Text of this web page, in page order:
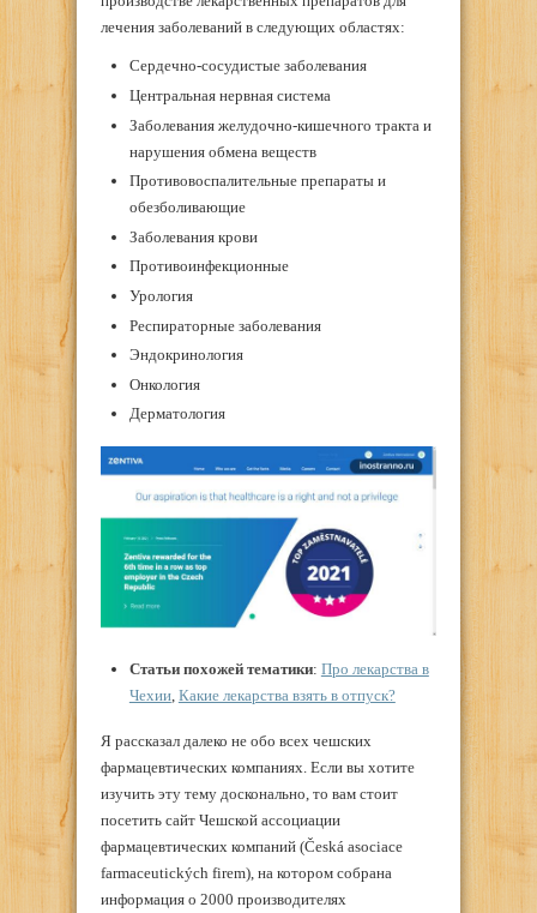
лечения заболеваний в следующих областях:
Сердечно-сосудистые заболевания
Центральная нервная система
Заболевания желудочно-кишечного тракта и
нарушения обмена веществ
Противовоспалительные препараты и
обезболивающие
Заболевания крови
Противоинфекционные
Урология
Респираторные заболевания
Эндокринология
Онкология
Дерматология
Статьи похожей тематики: Про лекарства в
Чехии, Какие лекарства взять в отпуск?
Я рассказал далеко не обо всех чешских
фармацевтических компаниях. Если вы хотите
изучить эту тему досконально, то вам стоит
посетить сайт Чешской ассоциации
фармацевтических компаний (Česká asociace
farmaceutických firem), на котором собрана
информация о 2000 производителях